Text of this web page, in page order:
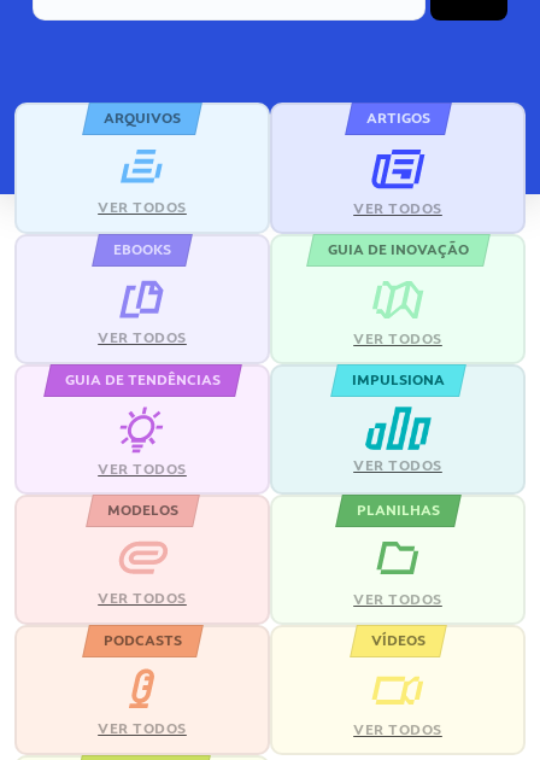
ARQUIVOS
VER TODOS
ARTIGOS
VER TODOS
EBOOKS
VER TODOS
GUIA DE INOVAÇÃO
VER TODOS
GUIA DE TENDÊNCIAS
VER TODOS
IMPULSIONA
VER TODOS
MODELOS
VER TODOS
PLANILHAS
VER TODOS
PODCASTS
VER TODOS
VÍDEOS
VER TODOS